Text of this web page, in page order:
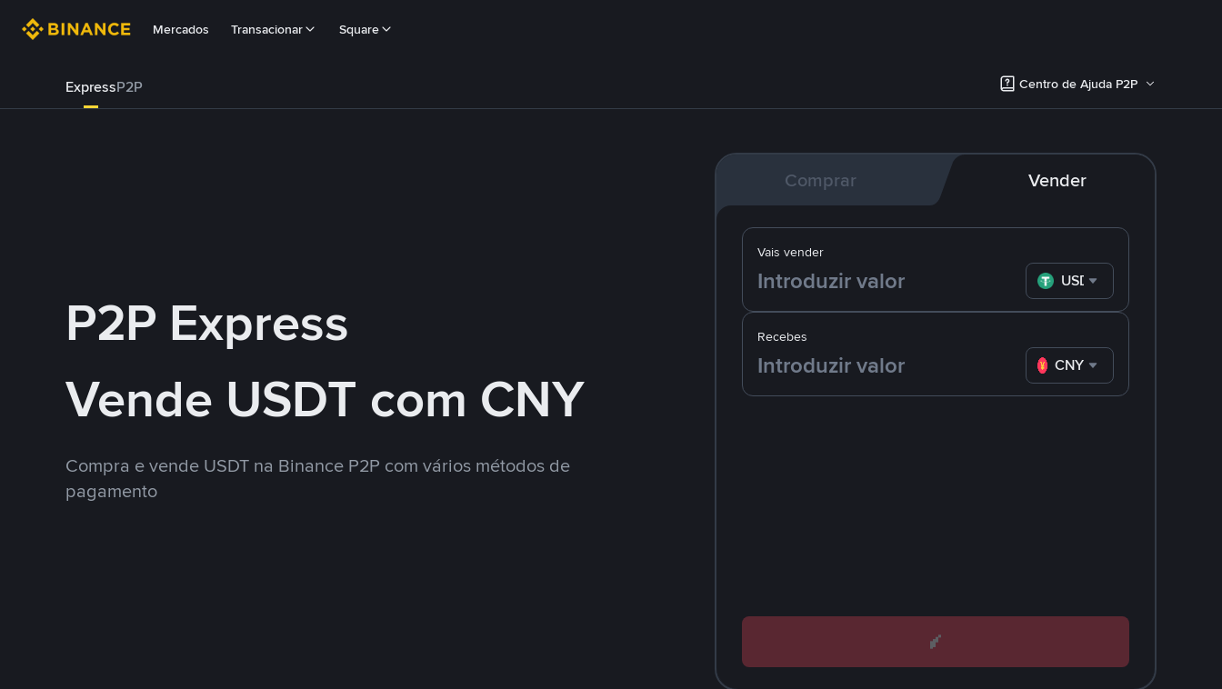
Mercados Transacionar Square
ExpressP2P Centro de Ajuda P2P
P2P Express
Vende USDT com CNY
Compra e vende USDT na Binance P2P com vários métodos de
pagamento
Comprar Vender
Recebes
CNY
Vais vender
USDT